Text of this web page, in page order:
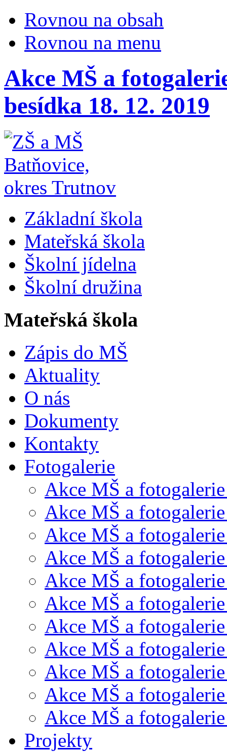
Rovnou na obsah
Rovnou na menu
Akce MŠ a
besídka 18. 12. 2019
Základní škola
Mateřská škola
Školní jídelna
Školní družina
Mateřská škola
Zápis do MŠ
Aktuality
O nás
Dokumenty
Kontakty
Fotogalerie
Akce MŠ a
Akce MŠ a
Akce MŠ a
Akce MŠ a
Akce MŠ a
Akce MŠ a
Akce MŠ a
Akce MŠ a
Akce MŠ a
Akce MŠ a
Akce MŠ a
Projekty